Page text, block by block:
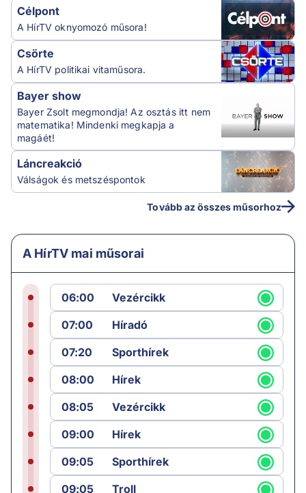
Célpont
A HírTV oknyomozó műsora!
Csörte
A HírTV politikai vitaműsora.
Bayer show
Bayer Zsolt megmondja! Az osztás itt nem
matematika! Mindenki megkapja a
magáét!
Láncreakció
Válságok és metszéspontok
Tovább az összes műsorhoz
A HírTV mai műsorai
06:00
Vezércikk
07:00
Híradó
07:20
Sporthírek
08:00
Hírek
08:05
Vezércikk
09:00
Hírek
09:05
Sporthírek
09:05
Troll